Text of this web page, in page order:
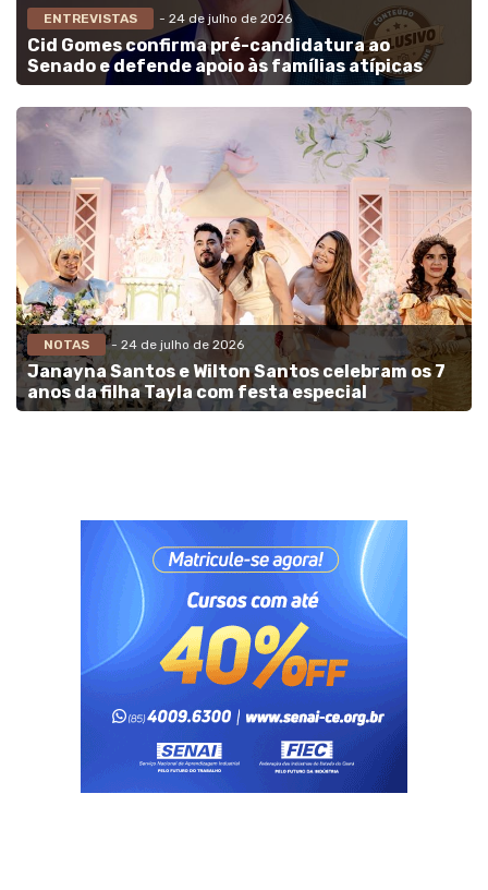
ENTREVISTAS - 24 de julho de 2026
Cid Gomes confirma pré-candidatura ao
Senado e defende apoio às famílias atípicas
NOTAS - 24 de julho de 2026
Janayna Santos e Wilton Santos celebram os 7
anos da filha Tayla com festa especial